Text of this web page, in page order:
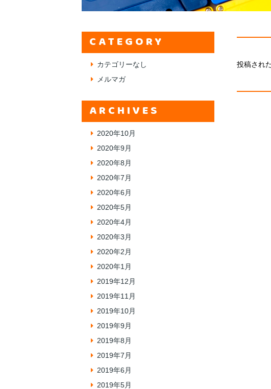
投稿され
CATEGORY
カテゴリーなし
メルマガ
ARCHIVES
2020年10月
2020年9月
2020年8月
2020年7月
2020年6月
2020年5月
2020年4月
2020年3月
2020年2月
2020年1月
2019年12月
2019年11月
2019年10月
2019年9月
2019年8月
2019年7月
2019年6月
2019年5月